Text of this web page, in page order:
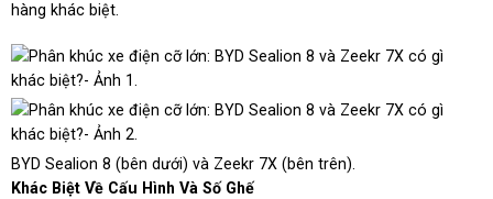
hàng khác biệt.
BYD Sealion 8 (bên dưới) và Zeekr 7X (bên trên).
Khác Biệt Về Cấu Hình Và Số Ghế